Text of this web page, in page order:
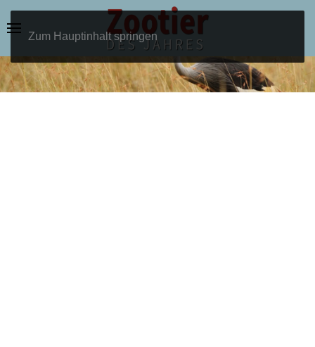
Zum Hauptinhalt springen